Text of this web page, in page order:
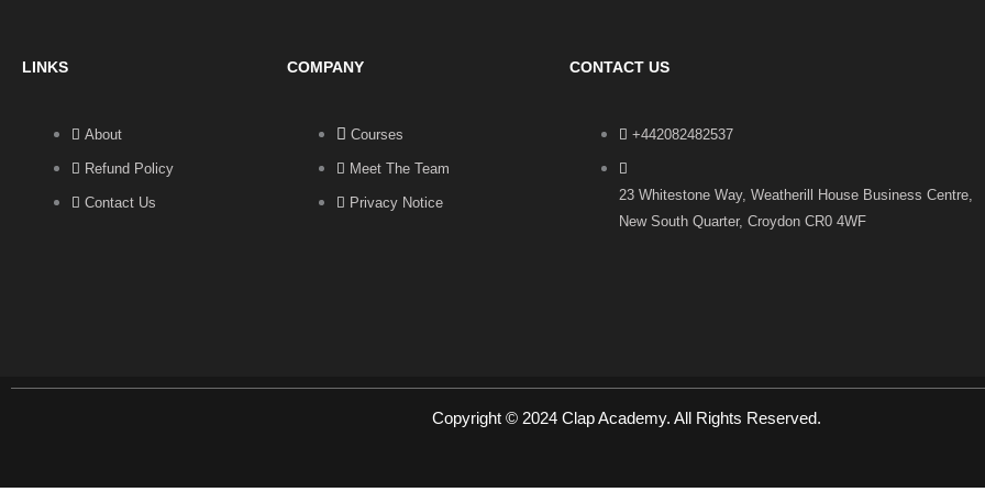
LINKS
About
Refund Policy
Contact Us
COMPANY
Courses
Meet The Team
Privacy Notice
CONTACT US
+442082482537
23 Whitestone Way, Weatherill House Business Centre,
New South Quarter, Croydon CR0 4WF
Copyright © 2024 Clap Academy. All Rights Reserved.